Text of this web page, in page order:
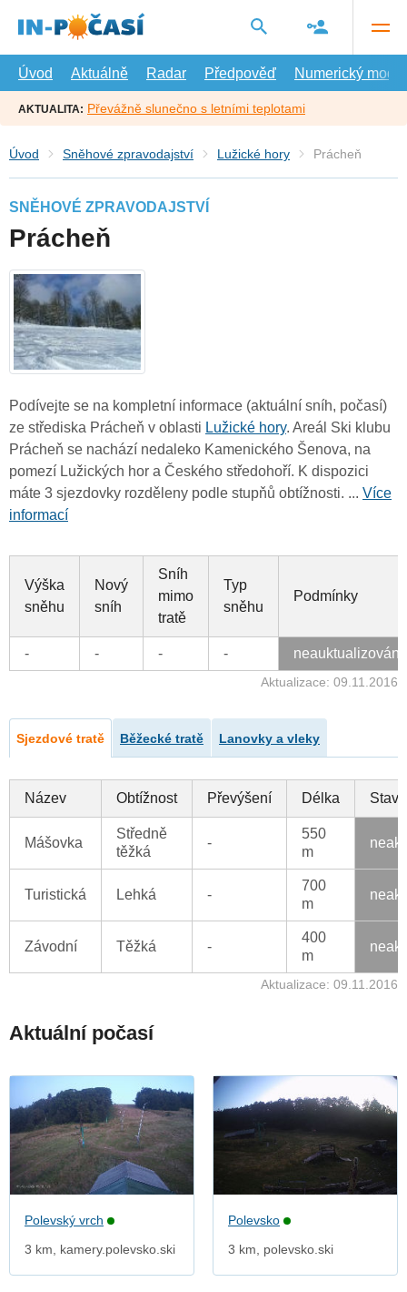
hlavní
Úvod
Aktuálně Radar Předpověď Numerický model
AKTUALITA: Převážně slunečno s letními teplotami
Úvod Sněhové zpravodajství Lužické hory Prácheň
SNĚHOVÉ ZPRAVODAJSTVÍ
Prácheň
Podívejte se na kompletní informace (aktuální sníh, počasí)
ze střediska Prácheň v oblasti Lužické hory. Areál Ski klubu
Prácheň se nachází nedaleko Kamenického Šenova, na
pomezí Lužických hor a Českého středohoří. K dispozici
máte 3 sjezdovky rozděleny podle stupňů obtížnosti. ... Více
informací
Výška
sněhu
Nový
sníh
Sníh
mimo
tratě
Typ
sněhu
Podmínky
- - - - neauktualizováno
Aktualizace: 09.11.2016
Sjezdové tratě Běžecké tratě Lanovky a vleky
Název Obtížnost Převýšení Délka Stav
Mášovka
Středně
těžká
-
550
m
Turistická Lehká -
700
m
Závodní Těžká -
400
m
Aktualizace: 09.11.2016
Aktuální počasí
Polevský vrch
3 km, kamery.polevsko.ski
Polevsko
3 km, polevsko.ski